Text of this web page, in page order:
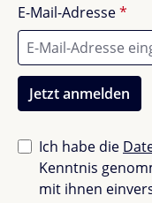
E-Mail-Adresse*
Jetzt anmelden
Ich habe die
Kenntnis
mit ihnen